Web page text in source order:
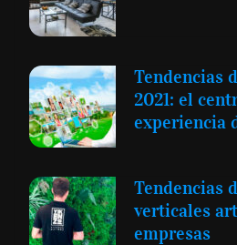
Tendencias
2021: el
experiencia
Tendencias
verticales
empresas